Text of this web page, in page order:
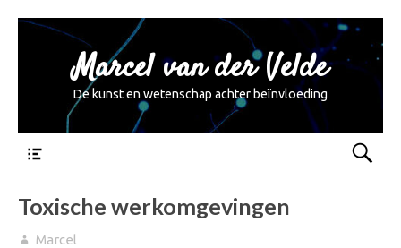
Marcel van der Velde
De kunst en wetenschap achter beïnvloeding
Toxische werkomgevingen
Marcel